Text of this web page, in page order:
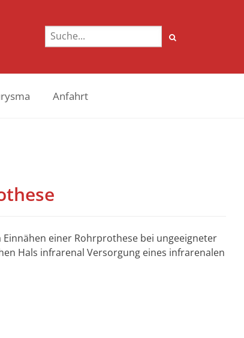
Anfahrt
einer Rohrprothese bei ungeeigneter
Hals infrarenal Versorgung eines infrarenalen